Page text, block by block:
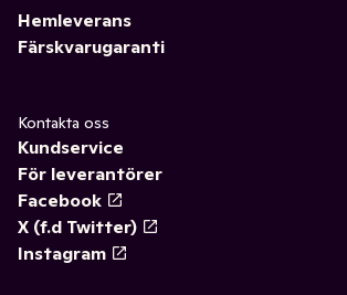
Hemleverans
Färskvarugaranti
Kontakta oss
Kundservice
För leverantörer
Facebook
X (f.d Twitter)
Instagram